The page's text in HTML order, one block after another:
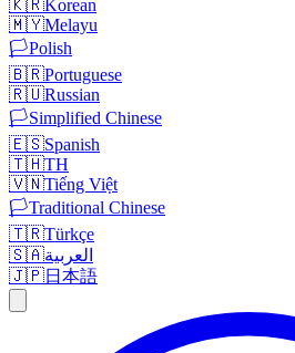
🇰🇷Korean
🇲🇾Melayu
🏳️Polish
🇧🇷Portuguese
🇷🇺Russian
🏳️Simplified Chinese
🇪🇸Spanish
🇹🇭TH
🇻🇳Tiếng Việt
🏳️Traditional Chinese
🇹🇷Türkçe
🇸🇦العربية
🇯🇵日本語